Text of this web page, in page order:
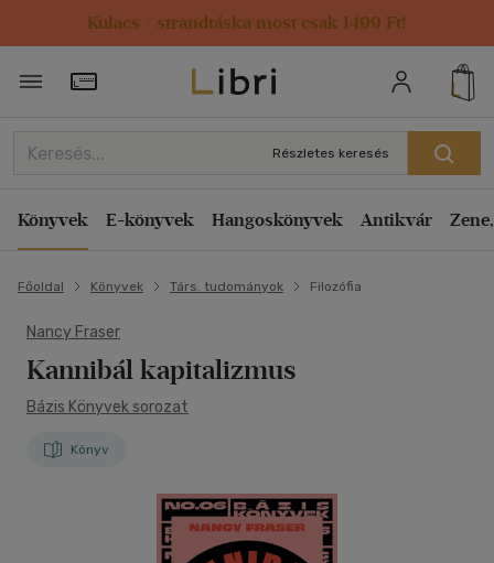
Kulacs / strandtáska most csak 1499 Ft!
Törzsvásárlói Kártya adatai
Részletes keresés
Könyvek E-könyvek Hangoskönyvek Antikvár
Főoldal Könyvek Társ. tudományok Filozófia
Nancy Fraser
Kannibál kapitalizmus
Bázis Könyvek sorozat
Könyv